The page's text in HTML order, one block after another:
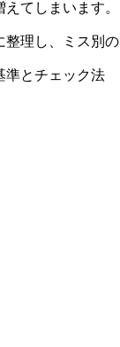
てしまいます。
整理し、ミス別の
準とチェック法